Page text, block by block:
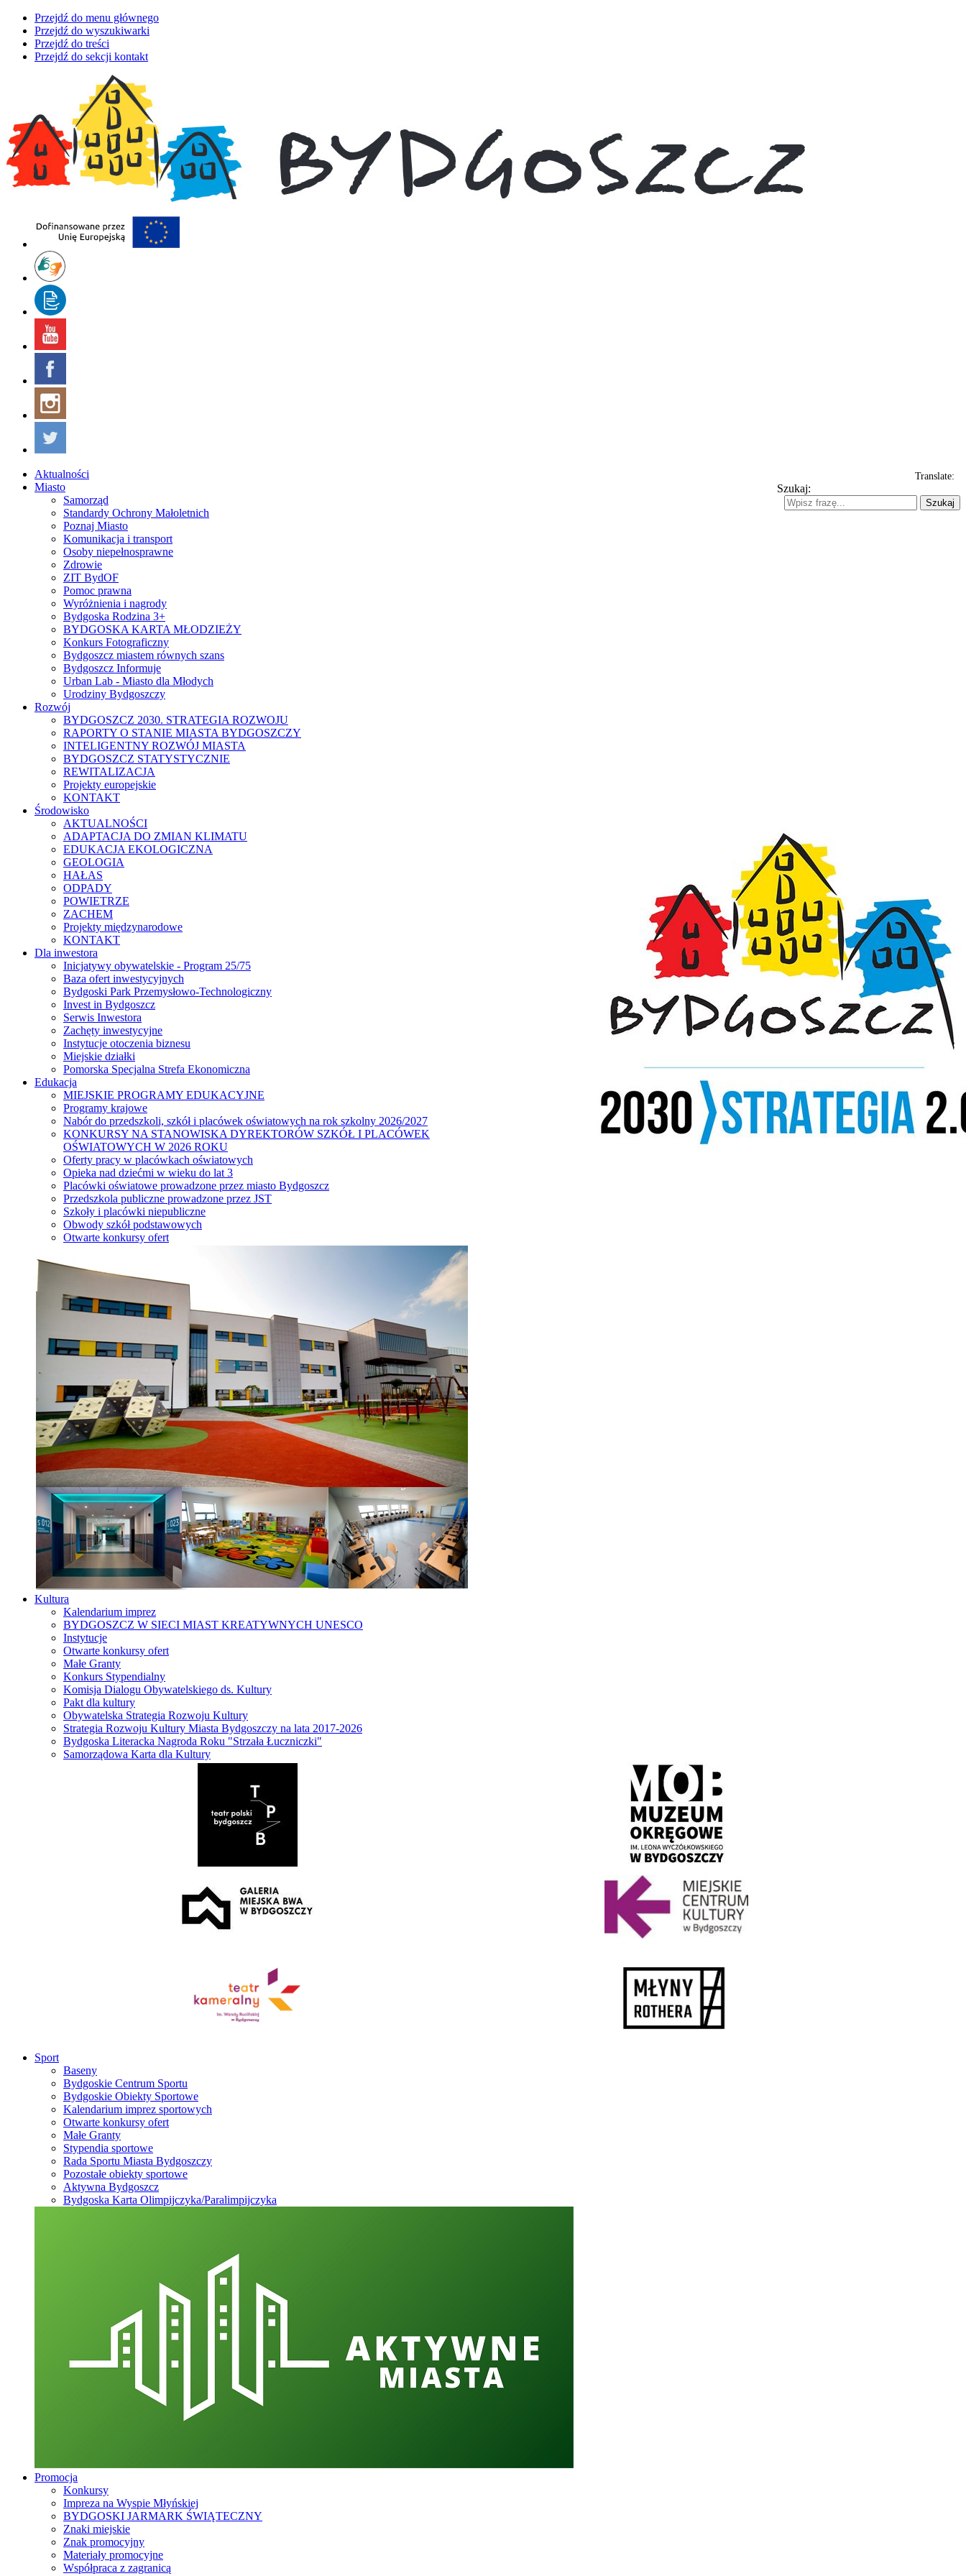
Przejdź do menu głównego
Przejdź do wyszukiwarki
Przejdź do treści
Przejdź do sekcji kontakt
Translate:
Szukaj:
Szukaj
Aktualności
Miasto
Samorząd
Standardy Ochrony Małoletnich
Poznaj Miasto
Komunikacja i transport
Osoby niepełnosprawne
Zdrowie
ZIT BydOF
Pomoc prawna
Wyróżnienia i nagrody
Bydgoska Rodzina 3+
BYDGOSKA KARTA MŁODZIEŻY
Konkurs Fotograficzny
Bydgoszcz miastem równych szans
Bydgoszcz Informuje
Urban Lab - Miasto dla Młodych
Urodziny Bydgoszczy
Rozwój
BYDGOSZCZ 2030. STRATEGIA ROZWOJU
RAPORTY O STANIE MIASTA BYDGOSZCZY
INTELIGENTNY ROZWÓJ MIASTA
BYDGOSZCZ STATYSTYCZNIE
REWITALIZACJA
Projekty europejskie
KONTAKT
Środowisko
AKTUALNOŚCI
ADAPTACJA DO ZMIAN KLIMATU
EDUKACJA EKOLOGICZNA
GEOLOGIA
HAŁAS
ODPADY
POWIETRZE
ZACHEM
Projekty międzynarodowe
KONTAKT
Dla inwestora
Inicjatywy obywatelskie - Program 25/75
Baza ofert inwestycyjnych
Bydgoski Park Przemysłowo-Technologiczny
Invest in Bydgoszcz
Serwis Inwestora
Zachęty inwestycyjne
Instytucje otoczenia biznesu
Miejskie działki
Pomorska Specjalna Strefa Ekonomiczna
Edukacja
MIEJSKIE PROGRAMY EDUKACYJNE
Programy krajowe
Nabór do przedszkoli, szkół i placówek oświatowych na rok szkolny 2026/2027
KONKURSY NA STANOWISKA DYREKTORÓW SZKÓŁ I PLACÓWEK
OŚWIATOWYCH W 2026 ROKU
Oferty pracy w placówkach oświatowych
Opieka nad dziećmi w wieku do lat 3
Placówki oświatowe prowadzone przez miasto Bydgoszcz
Przedszkola publiczne prowadzone przez JST
Szkoły i placówki niepubliczne
Obwody szkół podstawowych
Otwarte konkursy ofert
Kultura
Kalendarium imprez
BYDGOSZCZ W SIECI MIAST KREATYWNYCH UNESCO
Instytucje
Otwarte konkursy ofert
Małe Granty
Konkurs Stypendialny
Komisja Dialogu Obywatelskiego ds. Kultury
Pakt dla kultury
Obywatelska Strategia Rozwoju Kultury
Strategia Rozwoju Kultury Miasta Bydgoszczy na lata 2017-2026
Bydgoska Literacka Nagroda Roku "Strzała Łuczniczki"
Samorządowa Karta dla Kultury
Sport
Baseny
Bydgoskie Centrum Sportu
Bydgoskie Obiekty Sportowe
Kalendarium imprez sportowych
Otwarte konkursy ofert
Małe Granty
Stypendia sportowe
Rada Sportu Miasta Bydgoszczy
Pozostałe obiekty sportowe
Aktywna Bydgoszcz
Bydgoska Karta Olimpijczyka/Paralimpijczyka
Promocja
Konkursy
Impreza na Wyspie Młyńskiej
BYDGOSKI JARMARK ŚWIĄTECZNY
Znaki miejskie
Znak promocyjny
Materiały promocyjne
Współpraca z zagranicą